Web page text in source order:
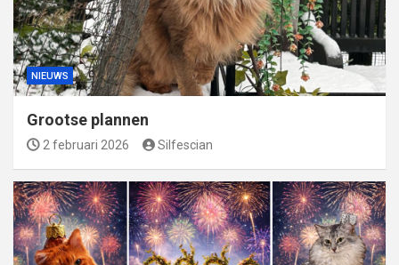
NIEUWS
Grootse plannen
2 februari 2026 Silfescian